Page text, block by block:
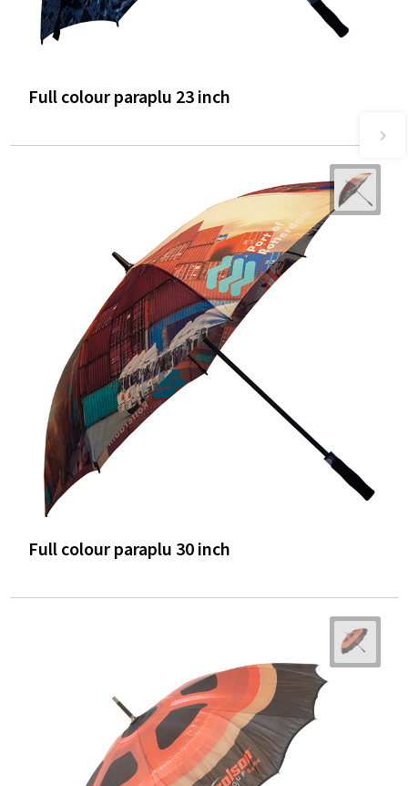
Full colour paraplu 23 inch
Full colour paraplu 30 inch